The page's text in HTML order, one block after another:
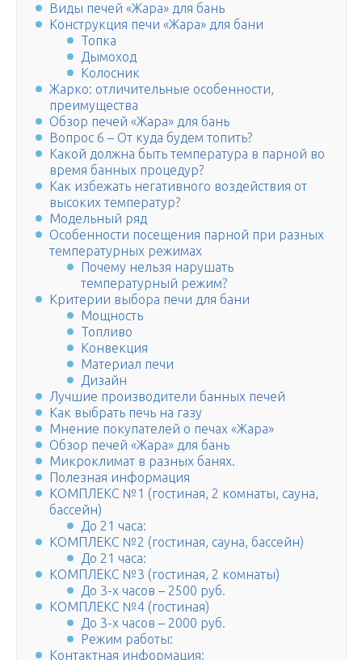
Виды печей «Жара» для бань
Конструкция печи «Жара» для бани
Топка
Дымоход
Колосник
Жарко: отличительные особенности,
преимущества
Обзор печей «Жара» для бань
Вопрос 6 – От куда будем топить?
Какой должна быть температура в парной во
время банных процедур?
Как избежать негативного воздействия от
высоких температур?
Модельный ряд
Особенности посещения парной при разных
температурных режимах
Почему нельзя нарушать
температурный режим?
Критерии выбора печи для бани
Мощность
Топливо
Конвекция
Материал печи
Дизайн
Лучшие производители банных печей
Как выбрать печь на газу
Мнение покупателей о печах «Жара»
Обзор печей «Жара» для бань
Микроклимат в разных банях.
Полезная информация
КОМПЛЕКС №1 (гостиная, 2 комнаты, сауна,
бассейн)
До 21 часа:
КОМПЛЕКС №2 (гостиная, сауна, бассейн)
До 21 часа:
КОМПЛЕКС №3 (гостиная, 2 комнаты)
До 3-х часов – 2500 руб.
КОМПЛЕКС №4 (гостиная)
До 3-х часов – 2000 руб.
Режим работы:
Контактная информация: